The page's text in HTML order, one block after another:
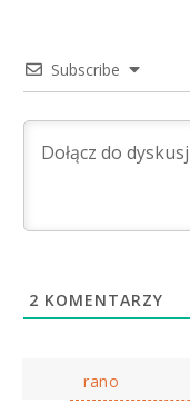
Subscribe
2 KOMENTARZY
rano